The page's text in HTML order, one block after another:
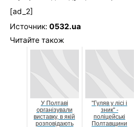
[ad_2]
Источник: 0532.ua
Читайте також
У Полтаві
організували
виставку, в якій
розповідають
"Гуляв у лісі і
зник" -
поліцейські
Полтавщини